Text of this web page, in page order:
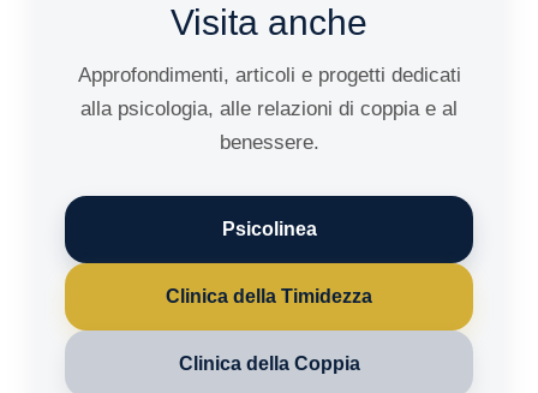
Visita anche
Approfondimenti, articoli e progetti dedicati
alla psicologia, alle relazioni di coppia e al
benessere.
Psicolinea
Clinica della Timidezza
Clinica della Coppia